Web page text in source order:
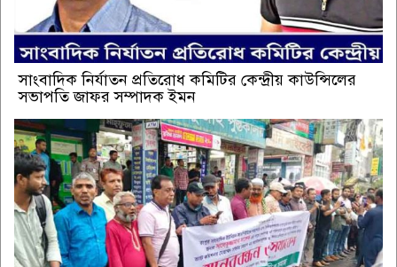
সাংবাদিক নির্যাতন প্রতিরোধ কমিটির কেন্দ্রীয় কাউন্সিলের
সভাপতি জাফর সম্পাদক ইমন